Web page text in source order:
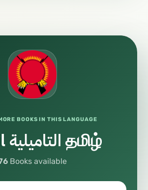
BOOKS IN THIS LANGUAGE
Tamil التاميلية தமிழ்
Books available